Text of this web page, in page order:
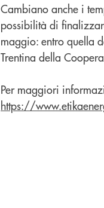
Cambiano anche i
possibilità di
maggio: entro quella
Trentina della
Per maggiori
https://